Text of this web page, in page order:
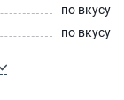
по вкусу
по вкусу